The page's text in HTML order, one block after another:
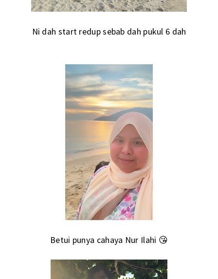
Ni dah start redup sebab dah pukul 6 dah
Betui punya cahaya Nur Ilahi 😘